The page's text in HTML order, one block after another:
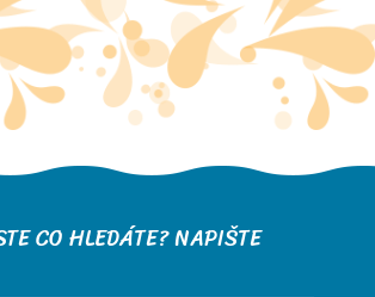
CO HLEDÁTE? NAPIŠTE